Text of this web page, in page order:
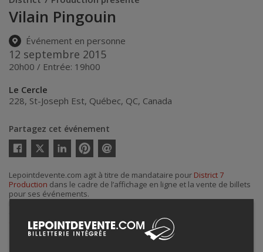
Vilain Pingouin
Événement en personne
12 septembre 2015
20h00 / Entrée: 19h00
Le Cercle
228, St-Joseph Est, Québec, QC, Canada
Partagez cet événement
Twitter
courriel
Lepointdevente.com agit à titre de mandataire pour District 7
Production dans le cadre de l’affichage en ligne et la vente de billets
pour ses événements.
district7prod@gmail.com.